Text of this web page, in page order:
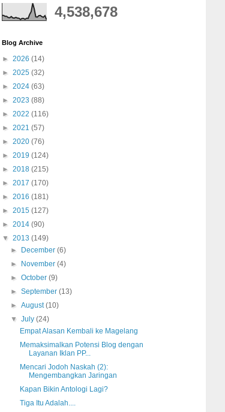
4,538,678
Blog Archive
► 2026 (14)
► 2025 (32)
► 2024 (63)
► 2023 (88)
► 2022 (116)
► 2021 (57)
► 2020 (76)
► 2019 (124)
► 2018 (215)
► 2017 (170)
► 2016 (181)
► 2015 (127)
► 2014 (90)
▼ 2013 (149)
►
December(6)
►
November(4)
►October(9)
►September(13)
►August(10)
▼July(24)
Empat Alasan Kembali ke Magelang
Memaksimalkan Potensi Blog dengan
Layanan Iklan PP...
Mencari Jodoh Naskah (2):
Mengembangkan Jaringan
Kapan Bikin Antologi Lagi?
Tiga Itu Adalah....